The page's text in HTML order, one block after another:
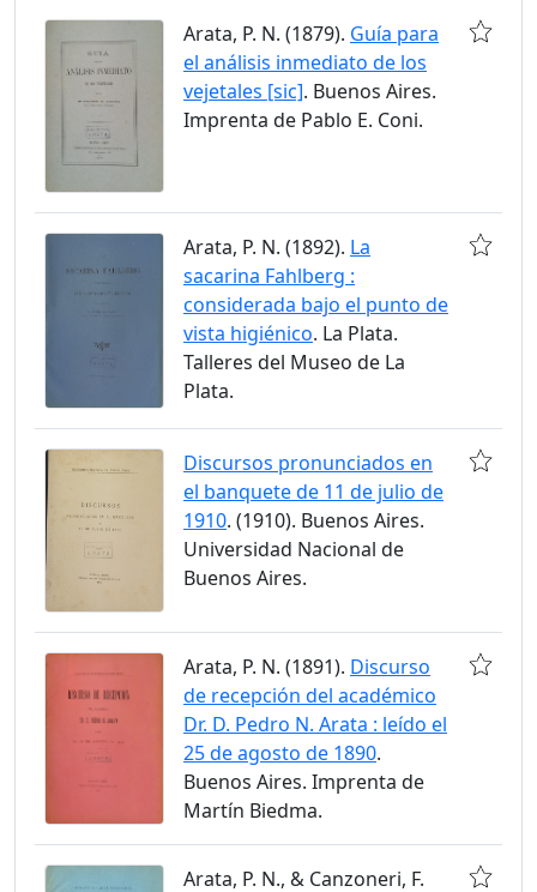
Arata, P. N. (1879). Guía para
el análisis inmediato de los
vejetales [sic]. Buenos Aires.
Imprenta de Pablo E. Coni.
Arata, P. N. (1892). La
sacarina Fahlberg :
considerada bajo el punto de
vista higiénico. La Plata.
Talleres del Museo de La
Plata.
Discursos pronunciados en
el banquete de 11 de julio de
1910. (1910). Buenos Aires.
Universidad Nacional de
Buenos Aires.
Arata, P. N. (1891). Discurso
de recepción del académico
Dr. D. Pedro N. Arata : leído el
25 de agosto de 1890.
Buenos Aires. Imprenta de
Martín Biedma.
Arata, P. N., & Canzoneri, F.